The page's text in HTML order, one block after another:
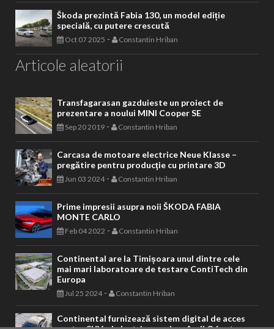
Škoda prezintă Fabia 130, un model ediție
specială, cu putere crescută
Oct 07 2025 - Constantin Hriban
Articole aleatorii
Transfagarasan gazduieste un proiect de
prezentare a noului MINI Cooper SE
Sep 20 2019 - Constantin Hriban
Carcasa de motoare electrice Neue Klasse –
pregătire pentru producţie cu printare 3D
Jun 03 2024- Constantin Hriban
Prime impresii asupra noii ŠKODA FABIA
MONTE CARLO
Feb 04 2022 - Constantin Hriban
Continental are la Timișoara unul dintre cele
mai mari laboratoare de testare ContiTech din
Europa
Jul 25 2024- Constantin Hriban
Continental furnizează sistem digital de acces